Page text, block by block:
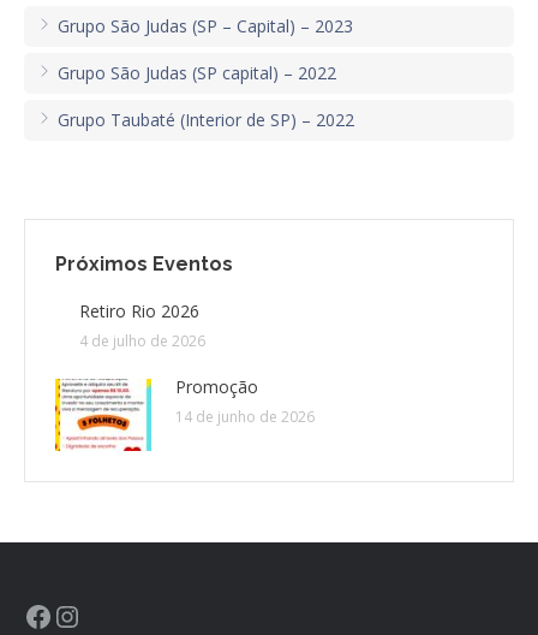
Grupo São Judas (SP – Capital) – 2023
Grupo São Judas (SP capital) – 2022
Grupo Taubaté (Interior de SP) – 2022
Próximos Eventos
Retiro Rio 2026
4 de julho de 2026
Promoção
14 de junho de 2026